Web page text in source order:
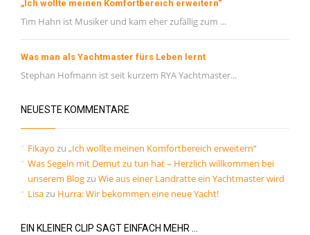
„Ich wollte meinen Komfortbereich erweitern“
Tim Hahn ist Musiker und kam eher zufällig zum ...
Was man als Yachtmaster fürs Leben lernt
Stephan Hofmann ist seit kurzem RYA Yachtmaster...
NEUESTE KOMMENTARE
Fikayo zu „Ich wollte meinen Komfortbereich erweitern“
Was Segeln mit Demut zu tun hat – Herzlich willkommen bei
unserem Blogzu Wie aus einer Landratte ein Yachtmaster wird
Lisazu Hurra: Wir bekommen eine neue Yacht!
EIN KLEINER CLIP SAGT EINFACH MEHR …